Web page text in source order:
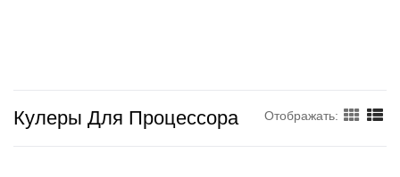
Кулеры Для Процессора Отображать: